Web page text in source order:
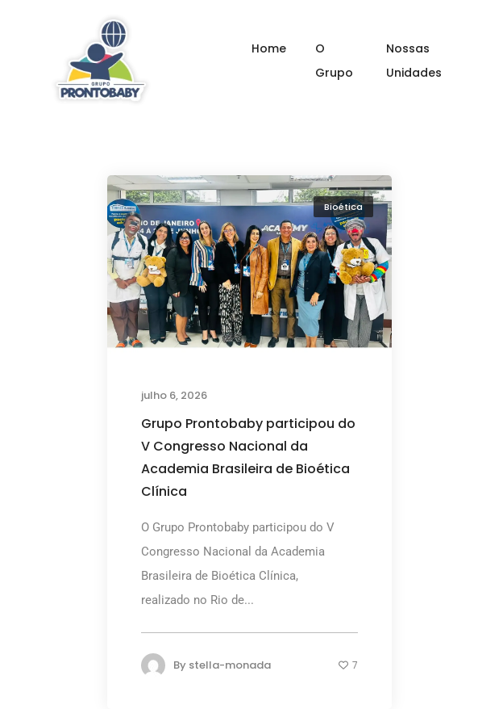
Home
O
Grupo
Nossas
Unidades
assistência domiciliar
Bioética
julho 6, 2026
Grupo Prontobaby participou do
V Congresso Nacional da
Academia Brasileira de Bioética
Clínica
O Grupo Prontobaby participou do V
Congresso Nacional da Academia
Brasileira de Bioética Clínica,
realizado no Rio de...
By stella-monada 7